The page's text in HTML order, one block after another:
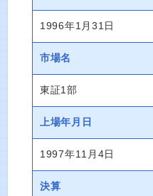
1996年1月31日
市場名
東証1部
上場年月日
1997年11月4日
決算